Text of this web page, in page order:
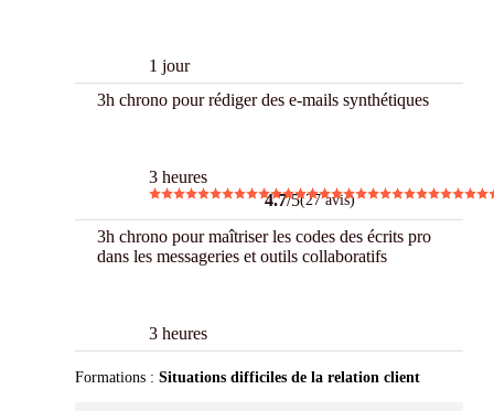
1 jour
3h chrono pour rédiger des e-mails synthétiques
3 heures
4.7/5(27 avis)
3h chrono pour maîtriser les codes des écrits pro
dans les messageries et outils collaboratifs
3 heures
Formations : Situations difficiles de la relation client